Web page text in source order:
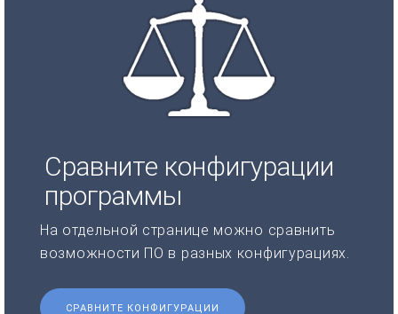
Сравните конфигурации
программы
На отдельной странице можно сравнить
возможности ПО в разных конфигурациях.
СРАВНИТЕ КОНФИГУРАЦИИ